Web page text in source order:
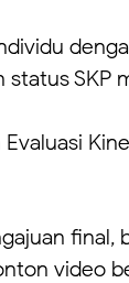
status
video